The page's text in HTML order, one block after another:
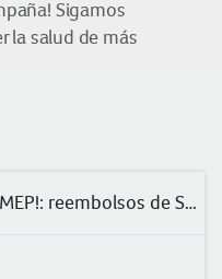
Sigamos
la salud de más
¡Nueva funcionalidad de MEP!: reembolsos de Salud